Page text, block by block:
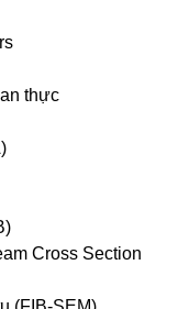
thực
Cross Section